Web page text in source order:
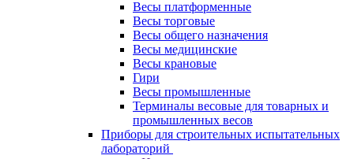
Весы платформенные
Весы торговые
Весы общего назначения
Весы медицинские
Весы крановые
Гири
Весы промышленные
Терминалы весовые для товарных и
промышленных весов
Приборы для строительных испытательных
лабораторий